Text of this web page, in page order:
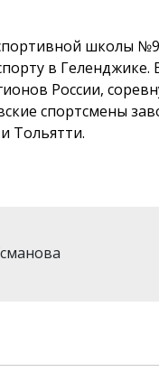
школы
в Геленджике.
России,
спортсмены
Тольятти.